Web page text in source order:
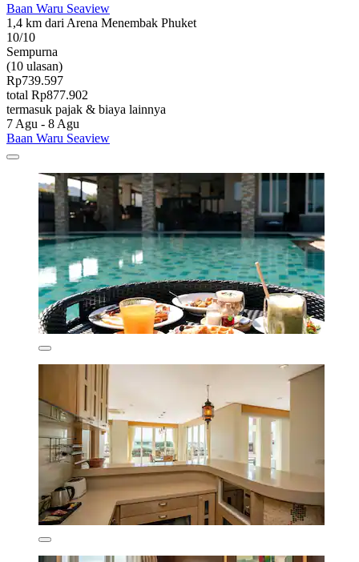
Baan Waru Seaview
1,4 km dari Arena Menembak Phuket
10/10
Sempurna
(10 ulasan)
Rp739.597
total Rp877.902
termasuk pajak & biaya lainnya
7 Agu - 8 Agu
Baan Waru Seaview